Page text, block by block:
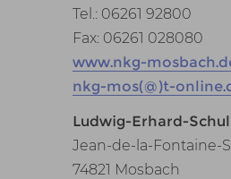
Tel.: 06261 92800
Fax: 06261 028080
www.nkg-
nkg-mos(@)t-
Ludwig-Erhard-
Jean-de-la-Fontaine-
74821 Mosbach